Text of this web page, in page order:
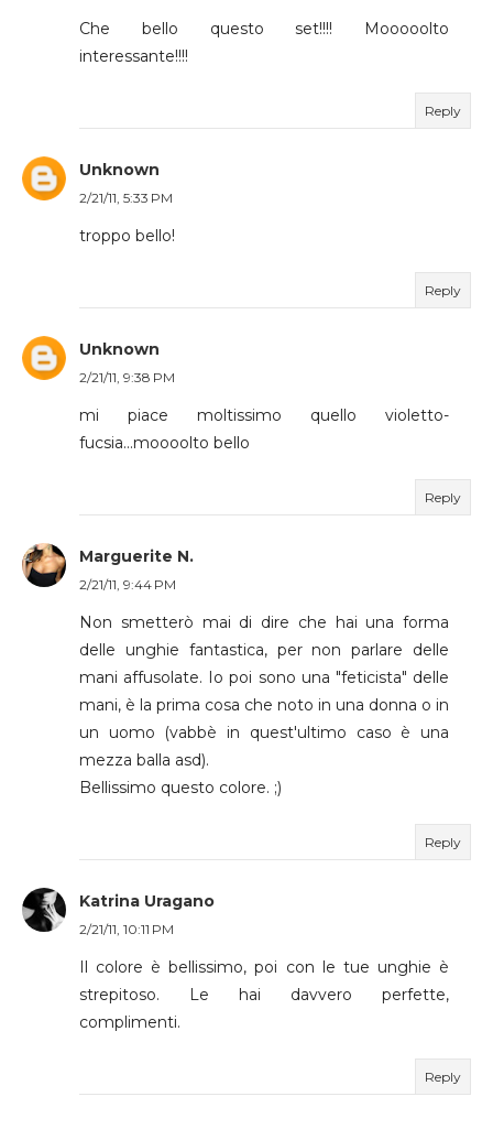
Che bello questo set!!!! Mooooolto
interessante!!!!
Reply
Unknown
2/21/11, 5:33 PM
troppo bello!
Reply
Unknown
2/21/11, 9:38 PM
mi piace moltissimo quello violetto-
fucsia...moooolto bello
Reply
Marguerite N.
2/21/11, 9:44 PM
Non smetterò mai di dire che hai una forma
delle unghie fantastica, per non parlare delle
mani affusolate. Io poi sono una "feticista" delle
mani, è la prima cosa che noto in una donna o in
un uomo (vabbè in quest'ultimo caso è una
mezza balla asd).
Bellissimo questo colore. ;)
Reply
Katrina Uragano
2/21/11, 10:11 PM
Il colore è bellissimo, poi con le tue unghie è
strepitoso. Le hai davvero perfette,
complimenti.
Reply